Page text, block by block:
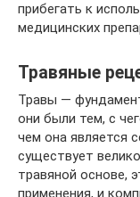
прибегать к
медицинских
Травяные
Травы —
они были тем, с
чем она является
существует
травяной основе,
применения, и